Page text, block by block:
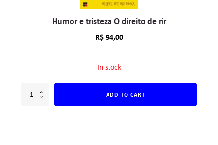
Humor e tristeza O direito de rir
R$94,00
In stock
ADD TO CART